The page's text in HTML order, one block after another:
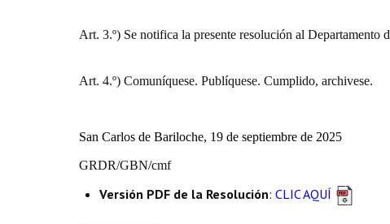
Art. 3.º) Se notifica la presente resolución al Departamento
Art. 4.º) Comuníquese. Publíquese. Cumplido, archivese.
San Carlos de Bariloche, 19 de septiembre de 2025
GRDR/GBN/cmf
Versión PDF de la Resolución: CLIC AQUÍ